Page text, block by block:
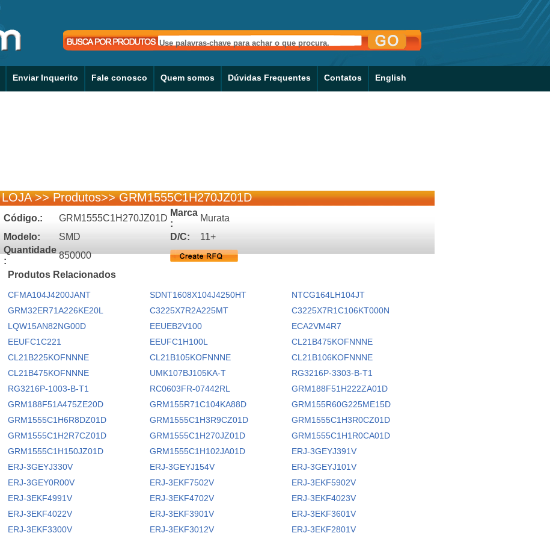
Enviar Inquerito Fale conosco Quem somos Dúvidas Frequentes Contatos English
LOJA>>Produtos>>GRM1555C1H270JZ01D
Código.: GRM1555C1H270JZ01D
Marca
:
Murata
Modelo:
SMD D/C:
11+
Quantidade
:
850000
Produtos Relacionados
CFMA104J4200JANT SDNT1608X104J4250HT
NTCG164LH104JT
GRM32ER71A226KE20L
C3225X7R2A225MT
C3225X7R1C106KT000N
LQW15AN82NG00D
EEUEB2V100
ECA2VM4R7
EEUFC1C221
EEUFC1H100L
CL21B475KOFNNNE
CL21B225KOFNNNE
CL21B105KOFNNNE
CL21B106KOFNNNE
CL21B475KOFNNNE
UMK107BJ105KA-T
RG3216P-3303-B-T1
RG3216P-1003-B-T1
RC0603FR-07442RL
GRM188F51H222ZA01D
GRM188F51A475ZE20D
GRM155R71C104KA88D
GRM155R60G225ME15D
GRM1555C1H6R8DZ01D
GRM1555C1H3R9CZ01D
GRM1555C1H3R0CZ01D
GRM1555C1H2R7CZ01D
GRM1555C1H270JZ01D
GRM1555C1H1R0CA01D
GRM1555C1H150JZ01D
GRM1555C1H102JA01D
ERJ-3GEYJ391V
ERJ-3GEYJ330V
ERJ-3GEYJ154V
ERJ-3GEYJ101V
ERJ-3GEY0R00V
ERJ-3EKF7502V
ERJ-3EKF5902V
ERJ-3EKF4991V
ERJ-3EKF4702V
ERJ-3EKF4023V
ERJ-3EKF4022V
ERJ-3EKF3901V
ERJ-3EKF3601V
ERJ-3EKF3300V
ERJ-3EKF3012V ERJ-3EKF2801V